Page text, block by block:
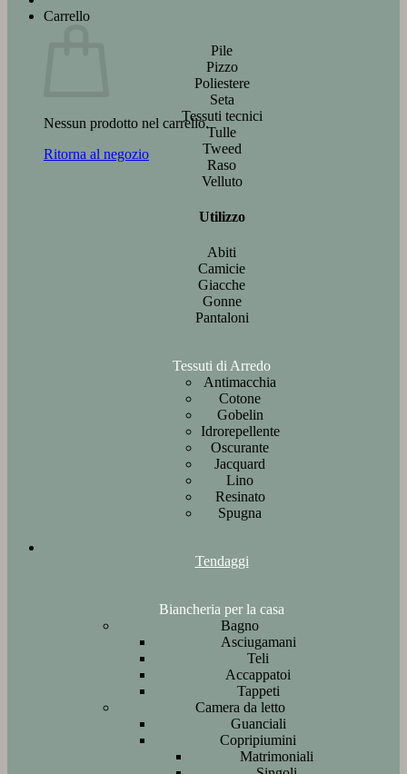
Carrello
Nessun prodotto nel carrello.
Ritorna al negozio
Pile
Pizzo
Poliestere
Seta
Tessuti tecnici
Tulle
Tweed
Raso
Velluto
Utilizzo
Abiti
Camicie
Giacche
Gonne
Pantaloni
Tessuti di Arredo
Antimacchia
Cotone
Gobelin
Idrorepellente
Oscurante
Jacquard
Lino
Resinato
Spugna
Tendaggi
Biancheria per la casa
Bagno
Asciugamani
Teli
Accappatoi
Tappeti
Camera da letto
Guanciali
Copripiumini
Matrimoniali